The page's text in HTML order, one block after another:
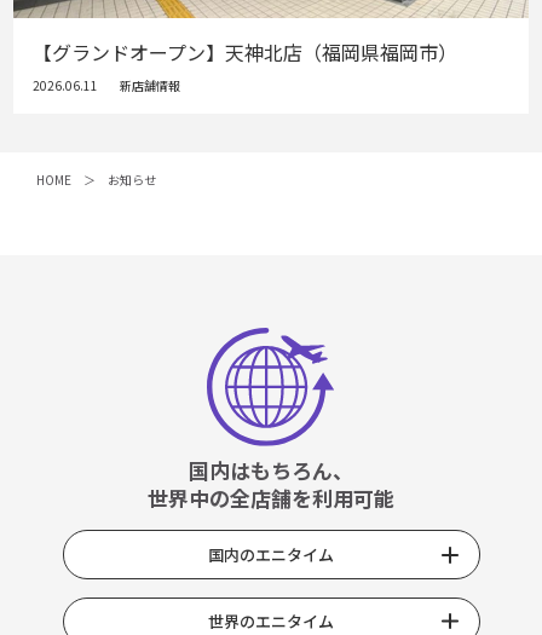
【グランドオープン】天神北店（福岡県福岡市）
2026.06.11 新店舗情報
HOME お知らせ
国内はもちろん、
世界中の全店舗を利用可能
国内のエニタイム
世界のエニタイム